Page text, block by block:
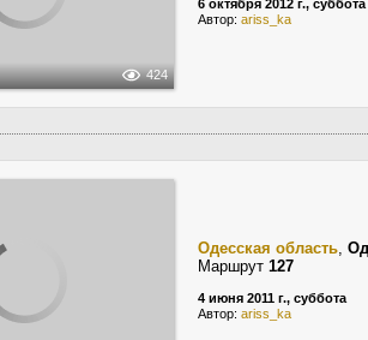
424
6 октября 2012 г., суббота
Автор: ariss_ka
Одесская область,
Маршрут 127
4 июня 2011 г., суббота
Автор: ariss_ka